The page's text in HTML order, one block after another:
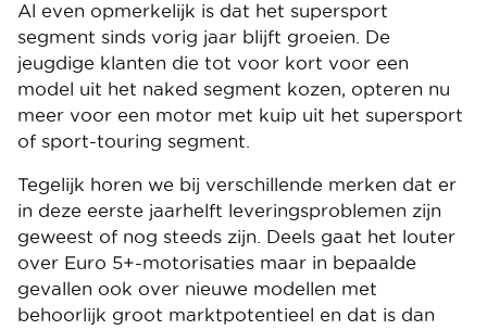
Al even opmerkelijk is dat het supersport
segment sinds vorig jaar blijft groeien. De
jeugdige klanten die tot voor kort voor een
model uit het naked segment kozen, opteren nu
meer voor een motor met kuip uit het supersport
of sport-touring segment.
Tegelijk horen we bij verschillende merken dat er
in deze eerste jaarhelft leveringsproblemen zijn
geweest of nog steeds zijn. Deels gaat het louter
over Euro 5+-motorisaties maar in bepaalde
gevallen ook over nieuwe modellen met
behoorlijk groot marktpotentieel en dat is dan